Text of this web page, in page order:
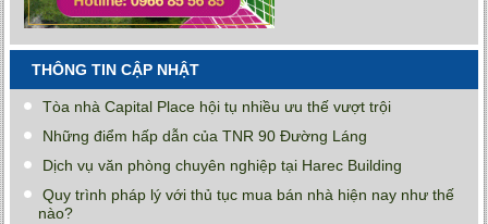
THÔNG TIN CẬP NHẬT
Tòa nhà Capital Place hội tụ nhiều ưu thế vượt trội
Những điểm hấp dẫn của TNR 90 Đường Láng
Dịch vụ văn phòng chuyên nghiệp tại Harec Building
Quy trình pháp lý với thủ tục mua bán nhà hiện nay như thế
nào?